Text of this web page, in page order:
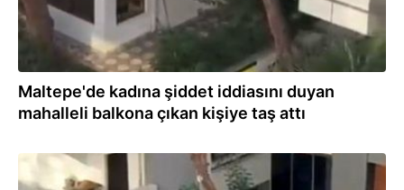
Maltepe'de kadına şiddet iddiasını duyan
mahalleli balkona çıkan kişiye taş attı
22.07.2026